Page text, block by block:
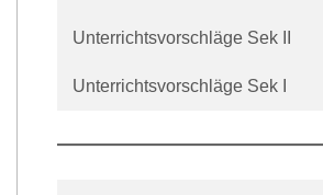
Unterrichtsvorschläge Sek II
Unterrichtsvorschläge Sek I